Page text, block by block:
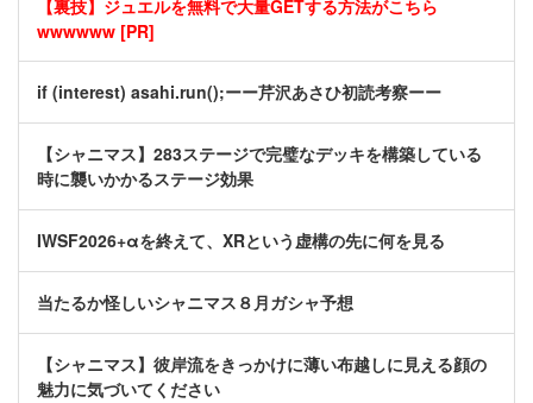
【裏技】ジュエルを無料で大量GETする方法がこちら
wwwwww [PR]
if (interest) asahi.run();ーー芹沢あさひ初読考察ーー
【シャニマス】283ステージで完璧なデッキを構築している
時に襲いかかるステージ効果
IWSF2026+αを終えて、XRという虚構の先に何を見る
当たるか怪しいシャニマス８月ガシャ予想
【シャニマス】彼岸流をきっかけに薄い布越しに見える顔の
魅力に気づいてください